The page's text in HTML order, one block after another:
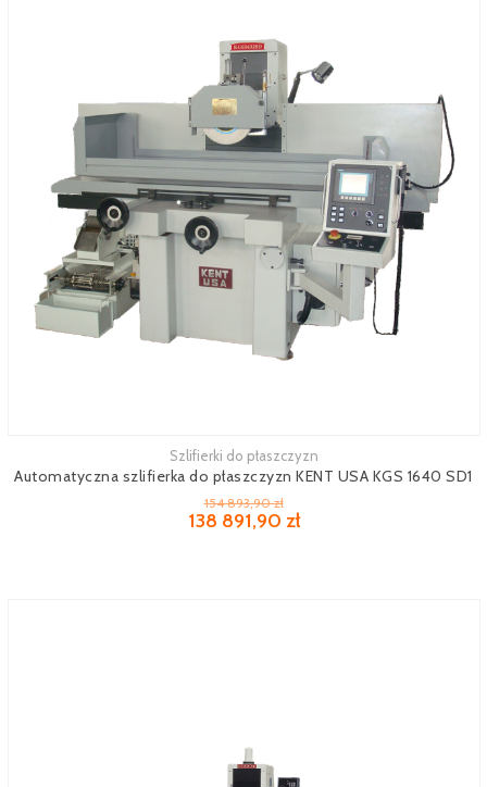
Szlifierki do płaszczyzn
Automatyczna szlifierka do płaszczyzn KENT USA KGS 1640 SD1
154 893,90 zł
138 891,90 zł